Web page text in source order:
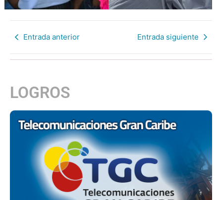
Entrada anterior Entrada siguiente
LOGROS